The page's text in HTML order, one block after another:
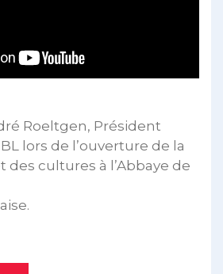
Roeltgen, Président
lors de l’ouverture de la
des cultures à l’Abbaye de